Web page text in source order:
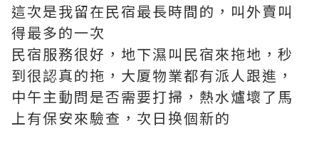
這次是我留在民宿最長時間的，叫外賣叫
得最多的一次
民宿服務很好，地下濕叫民宿來拖地，秒
到很認真的拖，大厦物業都有派人跟進，
中午主動問是否需要打掃，熱水爐壞了馬
上有保安來驗查，次日换個新的